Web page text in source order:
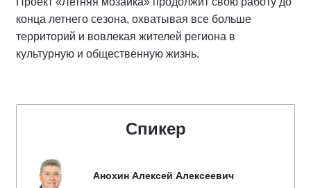
конца летнего сезона, охватывая все больше
территорий и вовлекая жителей региона в
культурную и общественную жизнь.
Спикер
Анохин Алексей Алексеевич